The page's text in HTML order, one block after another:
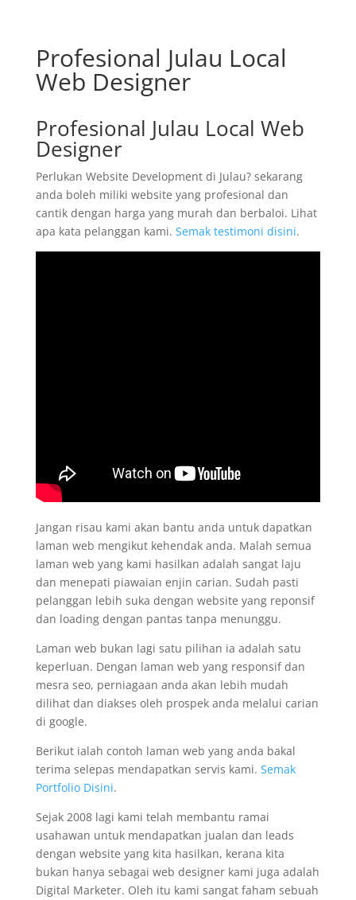
Profesional Julau Local
Web Designer
Profesional Julau Local Web
Designer
Perlukan Website Development di Julau? sekarang
anda boleh miliki website yang profesional dan
cantik dengan harga yang murah dan berbaloi. Lihat
apa kata pelanggan kami. Semak testimoni disini.
Jangan risau kami akan bantu anda untuk dapatkan
laman web mengikut kehendak anda. Malah semua
laman web yang kami hasilkan adalah sangat laju
dan menepati piawaian enjin carian. Sudah pasti
pelanggan lebih suka dengan website yang reponsif
dan loading dengan pantas tanpa menunggu.
Laman web bukan lagi satu pilihan ia adalah satu
keperluan. Dengan laman web yang responsif dan
mesra seo, perniagaan anda akan lebih mudah
dilihat dan diakses oleh prospek anda melalui carian
di google.
Berikut ialah contoh laman web yang anda bakal
terima selepas mendapatkan servis kami. Semak
Portfolio Disini.
Sejak 2008 lagi kami telah membantu ramai
usahawan untuk mendapatkan jualan dan leads
dengan website yang kita hasilkan, kerana kita
bukan hanya sebagai web designer kami juga adalah
Digital Marketer. Oleh itu kami sangat faham sebuah